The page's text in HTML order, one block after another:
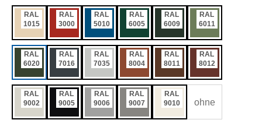
RAL
1015
RAL
3000
RAL
5010
RAL
6005
RAL
6009
RAL
6011
RAL
6020
RAL
7016
RAL
7035
RAL
8004
RAL
8011
RAL
8012
RAL
9002
RAL
9005
RAL
9006
RAL
9007
RAL
9010
ohne